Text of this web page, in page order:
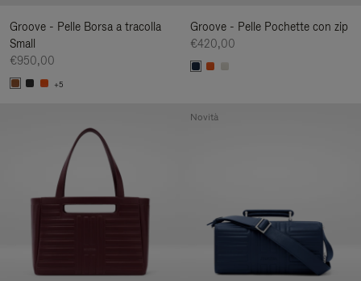
Groove - Pelle Borsa a tracolla
Small
€950,00
+5
Groove - Pelle Pochette con zip
€420,00
Novità